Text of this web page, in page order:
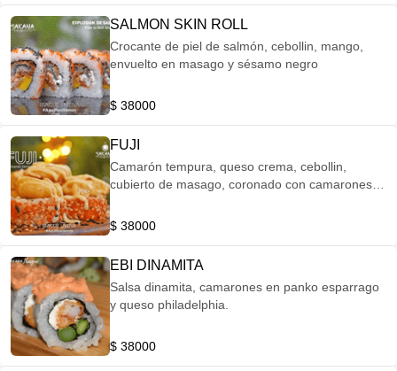
SALMON SKIN ROLL
Crocante de piel de salmón, cebollin, mango,
envuelto en masago y sésamo negro
$ 38000
FUJI
Camarón tempura, queso crema, cebollin,
cubierto de masago, coronado con camarones
$ 38000
EBI DINAMITA
Salsa dinamita, camarones en panko esparrago
y queso philadelphia.
$ 38000